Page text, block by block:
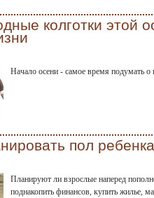
колготки этой
Начало осени - самое время подумать о
пол
Планируют ли взрослые наперед
поднакопить финансов, купить жилье,